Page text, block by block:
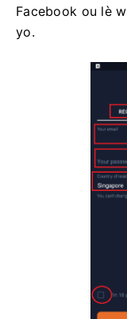
Facebook ou lè
yo.